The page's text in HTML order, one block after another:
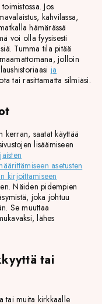
Jos
kahvilassa,
hämärässä
voi olla fyysisesti
Tumma tila pitää
jolloin
ja
tai rasittamatta silmiäsi.
kerran, saatat käyttää
lisäämiseen
asetusten
kirjoittamiseen
Näiden pidempien
joka johtuu
Se muuttaa
lähes
tai
tai muita kirkkaalle